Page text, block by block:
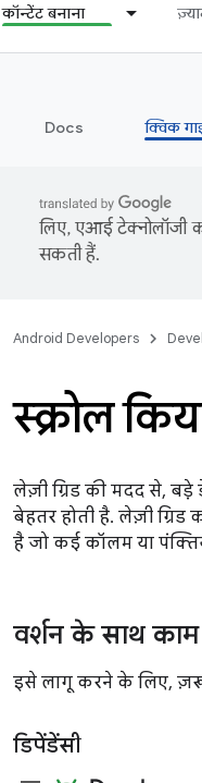
कॉन्टेंट बनाना
Docs क्विक
लिए, एआई टेक्नोलॉजी
सकती हैं.
Android Developers
स्क्रोल
लेज़ी ग्रिड की मदद से,
बेहतर होती है. लेज़ी
है जो कई कॉलम या
वर्शन के साथ
इसे लागू करने के लिए,
डिपेंडेंसी